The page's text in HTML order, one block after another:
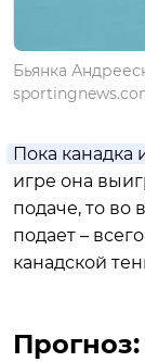
Бьянка
Пока канадка
игре она
подаче, то во
подает –
канадской